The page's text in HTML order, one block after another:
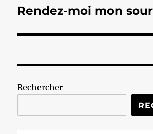
Publication
Rendez-moi mon
Rechercher